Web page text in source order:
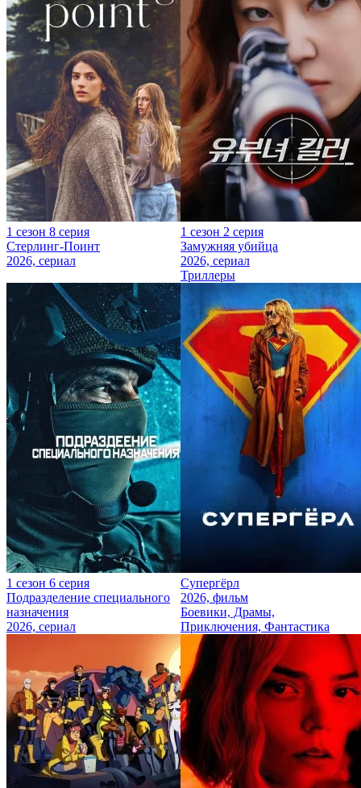
1 сезон 8 серия
Стерлинг-Поинт
2026, сериал
1 сезон 2 серия
Замужняя убийца
2026, сериал
Триллеры
1 сезон 6 серия
Подразделение специального
назначения
2026, сериал
Супергёрл
2026, фильм
Боевики, Драмы,
Приключения, Фантастика